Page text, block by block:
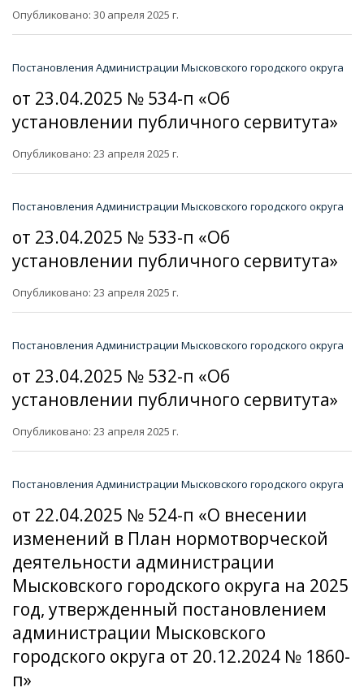
Опубликовано: 30 апреля 2025 г.
Постановления Администрации Мысковского городского округа
от 23.04.2025 № 534-п «Об
установлении публичного сервитута»
Опубликовано: 23 апреля 2025 г.
Постановления Администрации Мысковского городского округа
от 23.04.2025 № 533-п «Об
установлении публичного сервитута»
Опубликовано: 23 апреля 2025 г.
Постановления Администрации Мысковского городского округа
от 23.04.2025 № 532-п «Об
установлении публичного сервитута»
Опубликовано: 23 апреля 2025 г.
Постановления Администрации Мысковского городского округа
от 22.04.2025 № 524-п «О внесении
изменений в План нормотворческой
деятельности администрации
Мысковского городского округа на 2025
год, утвержденный постановлением
администрации Мысковского
городского округа от 20.12.2024 № 1860-
п»